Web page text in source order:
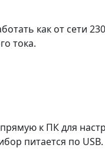
как от сети
тока.
к ПК для
питается по USB.